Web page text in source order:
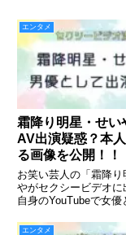
エンタメ
霜降り明星・せい
AV出演疑惑？本
る画像を公開！！
お笑い芸人の「霜降り
やがセクシービデオに
自身のYouTubeで女優
エンタメ